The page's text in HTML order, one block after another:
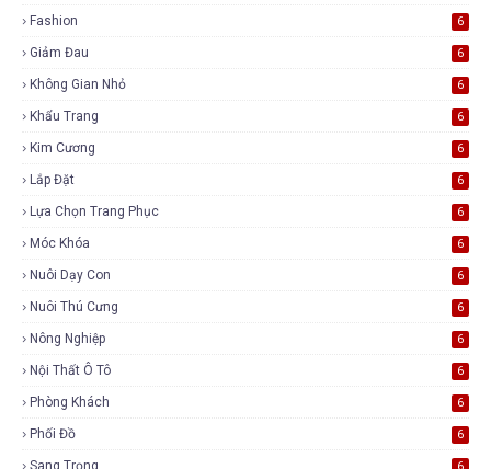
Fashion 6
Giảm Đau 6
Không Gian Nhỏ 6
Khẩu Trang 6
Kim Cương 6
Lắp Đặt 6
Lựa Chọn Trang Phục 6
Móc Khóa 6
Nuôi Dạy Con 6
Nuôi Thú Cưng 6
Nông Nghiệp 6
Nội Thất Ô Tô 6
Phòng Khách 6
Phối Đồ 6
Sang Trọng 6